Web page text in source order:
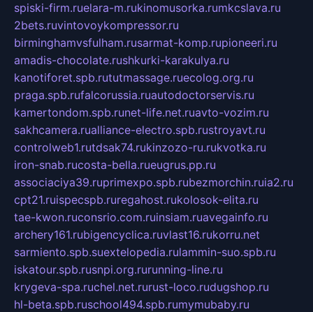
spiski-firm.ruelara-m.rukinomusorka.rumkcslava.ru
2bets.ruvintovoykompressor.ru
birminghamvsfulham.rusarmat-komp.rupioneeri.ru
amadis-chocolate.rushkurki-karakulya.ru
kanotiforet.spb.rututmassage.ruecolog.org.ru
praga.spb.rufalcorussia.ruautodoctorservis.ru
kamertondom.spb.runet-life.net.ruavto-vozim.ru
sakhcamera.rualliance-electro.spb.rustroyavt.ru
controlweb1.rutdsak74.rukinzozo-ru.rukvotka.ru
iron-snab.rucosta-bella.rueugrus.pp.ru
associaciya39.ruprimexpo.spb.rubezmorchin.ruia2.ru
cpt21.ruispecspb.ruregahost.rukolosok-elita.ru
tae-kwon.ruconsrio.com.ruinsiam.ruavegainfo.ru
archery161.rubigencyclica.ruvlast16.rukorru.net
sarmiento.spb.suextelopedia.rulammin-suo.spb.ru
iskatour.spb.rusnpi.org.rurunning-line.ru
krygeva-spa.ruchel.net.rurust-loco.rudugshop.ru
hl-beta.spb.ruschool494.spb.rumymubaby.ru